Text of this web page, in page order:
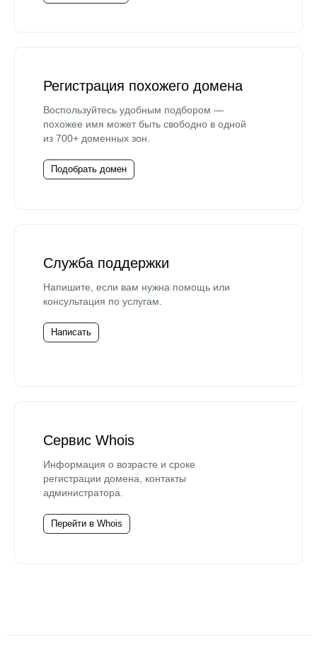
Регистрация похожего домена
Воспользуйтесь удобным подбором —
похожее имя может быть свободно в одной
из 700+ доменных зон.
Подобрать домен
Служба поддержки
Напишите, если вам нужна помощь или
консультация по услугам.
Написать
Сервис Whois
Информация о возрасте и сроке
регистрации домена, контакты
администратора.
Перейти в Whois